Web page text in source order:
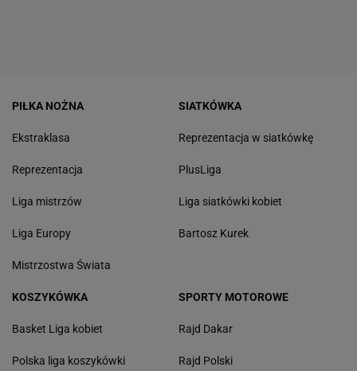
PIŁKA NOŻNA
Ekstraklasa
Reprezentacja
Liga mistrzów
Liga Europy
Mistrzostwa Świata
SIATKÓWKA
Reprezentacja w siatkówkę
PlusLiga
Liga siatkówki kobiet
Bartosz Kurek
KOSZYKÓWKA
Basket Liga kobiet
Polska liga koszykówki
SPORTY MOTOROWE
Rajd Dakar
Rajd Polski